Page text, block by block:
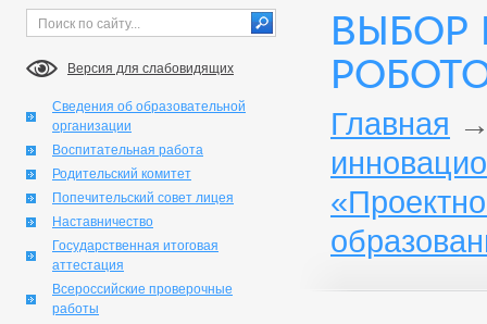
Версия для слабовидящих
Сведения об образовательной
организации
Воспитательная работа
Родительский комитет
Попечительский совет лицея
Наставничество
Государственная итоговая
аттестация
Всероссийские проверочные
работы
ВЫБОР
Главная